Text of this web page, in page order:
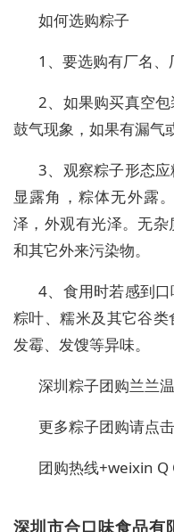
如何选购粽子
1、要选购有厂名、
2、如果购买真空
鼓气现象，如果有漏气
3、观察粽子形态
显露角，粽体无外露
泽，外观有光泽。无
和其它外来污染物。
4、食用时若感到
粽叶、糯米及其它谷类
发霉、发馊等异味。
深圳粽子团购兰兰
更多粽子团购请点击
团购热线+weixin Q
深圳市合口味食品有